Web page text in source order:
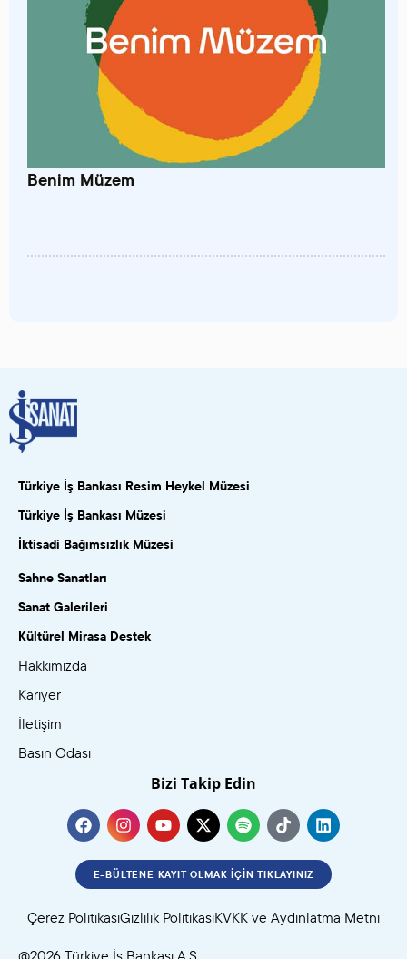
Benim Müzem
Türkiye İş Bankası Resim Heykel Müzesi
Türkiye İş Bankası Müzesi
İktisadi Bağımsızlık Müzesi
Sahne Sanatları
Sanat Galerileri
Kültürel Mirasa Destek
Hakkımızda
Kariyer
İletişim
Basın Odası
Bizi Takip Edin
E-BÜLTENE KAYIT OLMAK İÇIN TIKLAYINIZ
Çerez PolitikasıGizlilik PolitikasıKVKK ve Aydınlatma Metni